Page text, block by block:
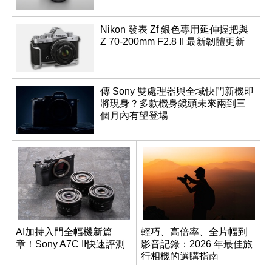
Nikon 發表 Zf 銀色專用延伸握把與
Z 70-200mm F2.8 II 最新韌體更新
傳 Sony 雙處理器與全域快門新機即
將現身？多款機身鏡頭未來兩到三
個月內有望登場
AI加持入門全幅機新篇
章！Sony A7C II快速評測
輕巧、高倍率、全片幅到
影音記錄：2026 年最佳旅
行相機的選購指南